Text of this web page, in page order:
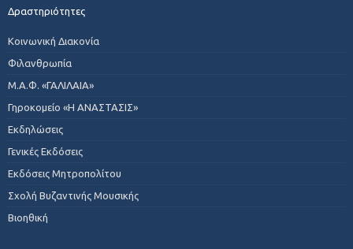
Δραστηριότητες
Κοινωνική Διακονία
Φιλανθρωπία
Μ.Α.Φ. «ΓΑΛΙΛΑΙΑ»
Γηροκομείο «Η ΑΝΑΣΤΑΣΙΣ»
Εκδηλώσεις
Γενικές Εκδόσεις
Εκδόσεις Μητροπολίτου
Σχολή Βυζαντινής Μουσικής
Βιοηθική